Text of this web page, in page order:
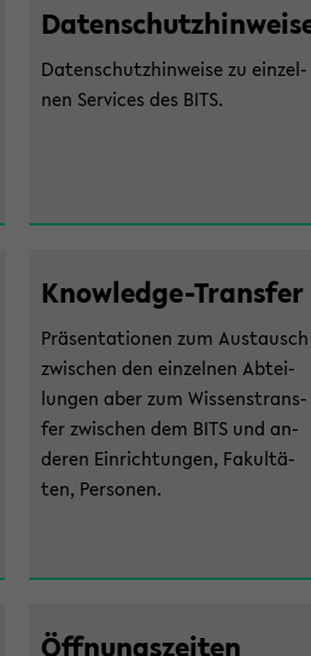
Da­ten­schutz­hin­wei­se zu ein­zel­
nen Ser­vices des BITS.
Knowledge-​Transfer
Prä­sen­ta­tio­nen zum Aus­tausch
zwi­schen den ein­zel­nen Ab­tei­
lun­gen aber zum Wis­sens­trans­
fer zwi­schen dem BITS und an­
de­ren Ein­rich­tun­gen, Fa­kul­tä­
ten, Per­so­nen.
Öff­nungs­zei­ten